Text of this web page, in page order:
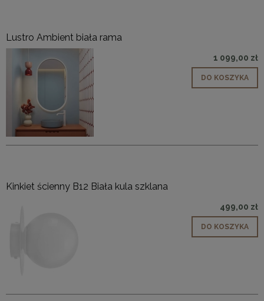
Lustro Ambient biała rama
1 099,00 zł
DO KOSZYKA
Kinkiet ścienny B12 Biała kula szklana
499,00 zł
DO KOSZYKA